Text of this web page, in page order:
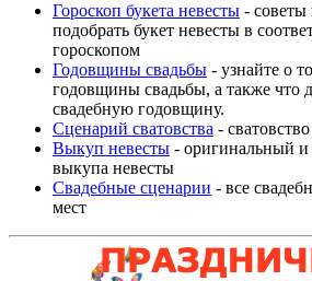
Гороскоп букета невесты - советы
подобрать букет невесты в
гороскопом
Годовщины свадьбы - узнайте о
годовщины свадьбы, а также что
свадебную годовщину.
Сценарий сватовства -
Выкуп невесты - оригинальный
выкупа невесты
Свадебные сценарии - все
мест